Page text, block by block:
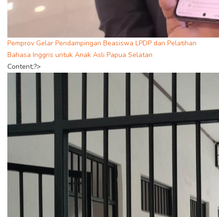
Pemprov Gelar Pendampingan Beasiswa LPDP dan Pelatihan
Bahasa Inggris untuk Anak Asli Papua Selatan
Content;?>